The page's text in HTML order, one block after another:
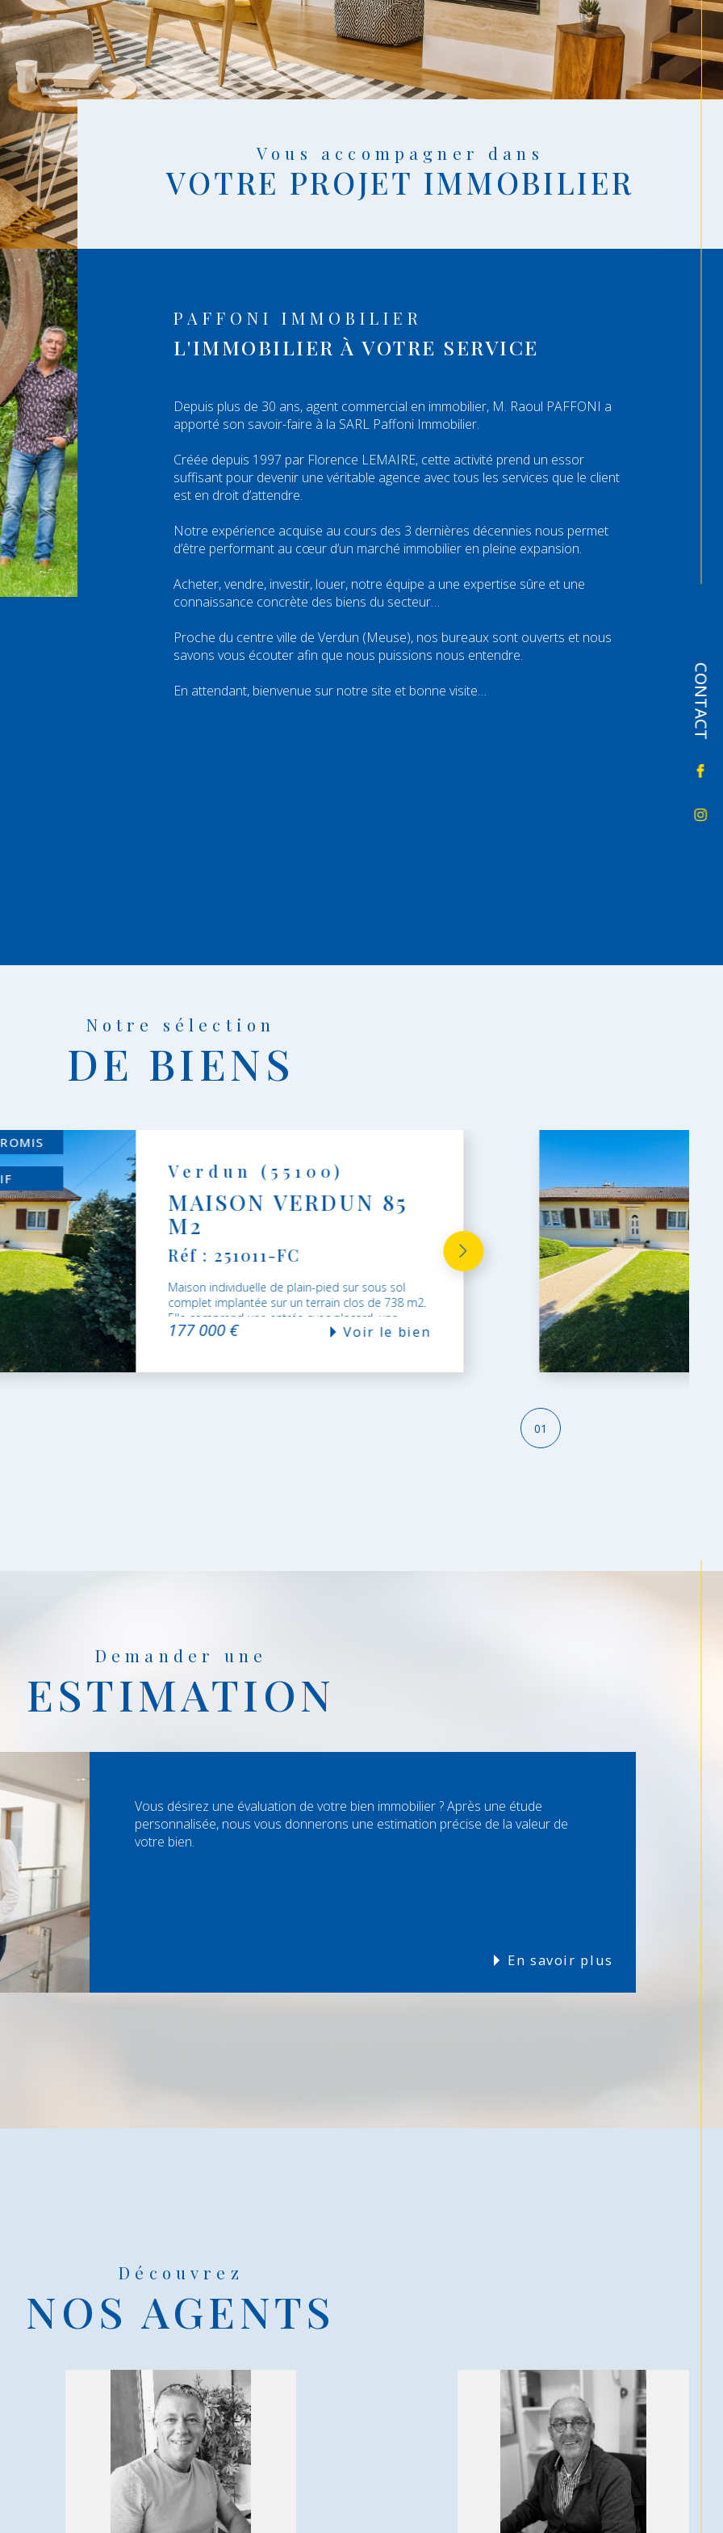
CONTACT
Vous accompagner dans
VOTRE PROJET IMMOBILIER
PAFFONI IMMOBILIER
L'IMMOBILIER À VOTRE SERVICE
Depuis plus de 30 ans, agent commercial en immobilier, M. Raoul PAFFONI a
apporté son savoir-faire à la SARL Paffoni Immobilier.
Créée depuis 1997 par Florence LEMAIRE, cette activité prend un essor
suffisant pour devenir une véritable agence avec tous les services que le client
est en droit d’attendre.
Notre expérience acquise au cours des 3 dernières décennies nous permet
d’être performant au cœur d’un marché immobilier en pleine expansion.
Acheter, vendre, investir, louer, notre équipe a une expertise sûre et une
connaissance concrète des biens du secteur…
Proche du centre ville de Verdun (Meuse), nos bureaux sont ouverts et nous
savons vous écouter afin que nous puissions nous entendre.
En attendant, bienvenue sur notre site et bonne visite…
Notre sélection
DE BIENS
Verdun (55100)
MAISON VERDUN 85
M2
Réf : 251011-FC
Maison individuelle de plain-pied sur sous sol
complet implantée sur un terrain clos de 738 m2.
Elle comprend une entrée avec placard, une
cuisine...
177 000 € Voir le bien
01
Demander une
ESTIMATION
Vous désirez une évaluation de votre bien immobilier ? Après une étude
personnalisée, nous vous donnerons une estimation précise de la valeur de
votre bien.
En savoir plus
Découvrez
NOS AGENTS